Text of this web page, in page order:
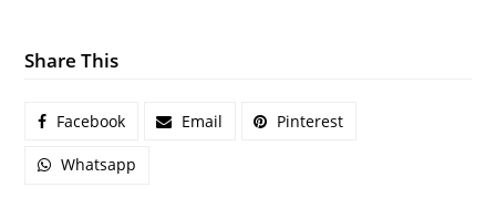
Share This
Facebook Email Pinterest
Whatsapp